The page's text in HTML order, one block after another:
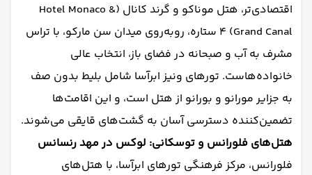
اقتصادی‌تر، هتل موناکو و گرند کانال (Hotel Monaco &
Grand Canal) ۴ ستاره، روبه‌روی میدان سن مارکو، با تراس
مشرف به آب و صبحانه در فضای باز، انتخاب عالی
خانواده‌هاست. تورهای ونیز ابرآسا شامل بلیط بدون صف
به جزایر مورانو و بورانو از هتل است، و این اقامت‌ها
تضمین‌کننده دسترسی آسان به گشت‌های قایقی می‌شوند.
هتل‌های فلورانس و توسکانی: لوکس در مهد رنسانس
فلورانس، مرکز فرهنگی تورهای ابرآسا، با هتل‌های